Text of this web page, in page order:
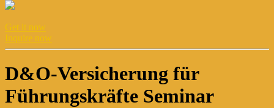
Get it now
Inquire now
D&O-Versicherung für
Führungskräfte Seminar